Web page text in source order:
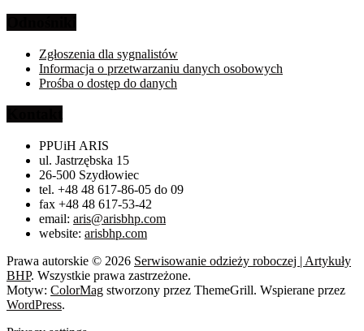
Zgłoszenia dla sygnalistów
Informacja o przetwarzaniu danych osobowych
Prośba o dostęp do danych
PPUiH ARIS
ul. Jastrzębska 15
26-500 Szydłowiec
tel. +48 48 617-86-05 do 09
fax +48 48 617-53-42
email: aris@arisbhp.com
website: arisbhp.com
Prawa autorskie © 2026 Serwisowanie odzieży roboczej | Artykuły
BHP. Wszystkie prawa zastrzeżone.
Motyw: ColorMag stworzony przez ThemeGrill. Wspierane przez
WordPress.